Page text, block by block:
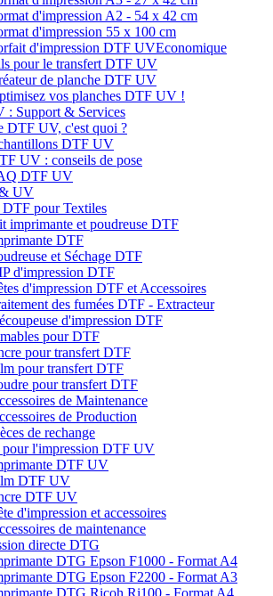
d'impression A2 - 54 x 42 cm
d'impression 55 x 100 cm
d'impression DTF UVEconomique
pour le transfert DTF UV
de planche DTF UV
vos planches DTF UV !
: Support & Services
DTF UV, c'est quoi ?
DTF UV
UV : conseils de pose
DTF UV
UV
pour Textiles
imprimante et poudreuse DTF
DTF
et Séchage DTF
d'impression DTF
d'impression DTF et Accessoires
des fumées DTF - Extracteur
d'impression DTF
pour DTF
pour transfert DTF
pour transfert DTF
pour transfert DTF
de Maintenance
de Production
de rechange
pour l'impression DTF UV
DTF UV
DTF UV
DTF UV
d'impression et accessoires
de maintenance
directe DTG
DTG Epson F1000 - Format A4
DTG Epson F2200 - Format A3